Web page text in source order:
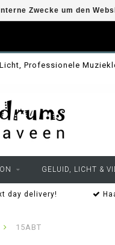
Professionele
GELUID, LICHT &
day delivery!
15ABT
Zwecke um den